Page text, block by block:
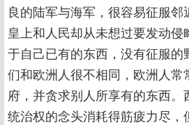
良的陆军与海军，很容易征服
皇上和人民却从未想过要发动侵
于自己已有的东西，没有征服
们和欧洲人很不相同，欧洲人常
府，并贪求别人所享有的东西
统治权的念头消耗得筋疲力尽，